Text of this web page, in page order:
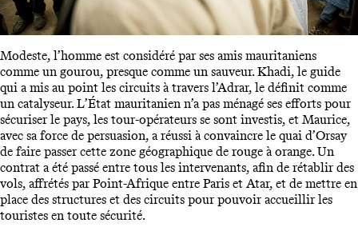
Modeste, l’homme est considéré par ses amis mauritaniens
comme un gourou, presque comme un sauveur. Khadi, le guide
qui a mis au point les circuits à travers l’Adrar, le définit comme
un catalyseur. L’État mauritanien n’a pas ménagé ses efforts pour
sécuriser le pays, les tour-opérateurs se sont investis, et Maurice,
avec sa force de persuasion, a réussi à convaincre le quai d’Orsay
de faire passer cette zone géographique de rouge à orange. Un
contrat a été passé entre tous les intervenants, afin de rétablir des
vols, affrétés par Point-Afrique entre Paris et Atar, et de mettre en
place des structures et des circuits pour pouvoir accueillir les
touristes en toute sécurité.